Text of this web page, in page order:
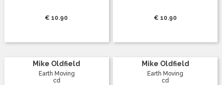
€ 10.90 € 10.90
Mike Oldfield
Earth Moving
cd
Mike Oldfield
Earth Moving
cd